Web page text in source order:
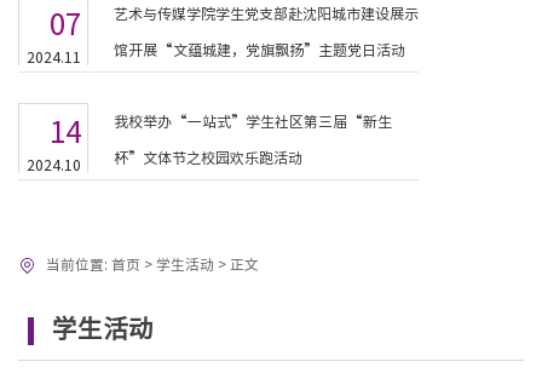
07
2024.11
艺术与传媒学院学生党支部赴沈阳城市建设展示
馆开展“文蕴城建，党旗飘扬”主题党日活动
14
2024.10
我校举办“一站式”学生社区第三届“新生
杯”文体节之校园欢乐跑活动
学生活动
当前位置: 首页 > 学生活动 > 正文